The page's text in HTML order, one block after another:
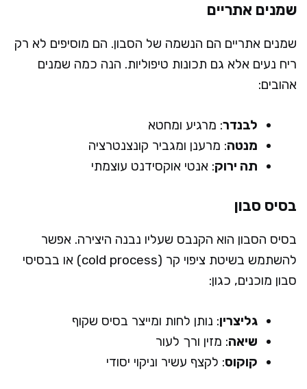
שמנים אתריים
שמנים אתריים הם הנשמה של הסבון. הם מוסיפים לא רק
ריח נעים אלא גם תכונות טיפוליות. הנה כמה שמנים
אהובים:
לבנדר: מרגיע ומחטא
מנטה: מרענן ומגביר קונצנטרציה
תה ירוק: אנטי אוקסידנט עוצמתי
בסיס סבון
בסיס הסבון הוא הקנבס שעליו נבנה היצירה. אפשר
להשתמש בשיטת ציפוי קר (cold process) או בבסיסי
סבון מוכנים, כגון:
גליצרין: נותן לחות ומייצר בסיס שקוף
שיאה: מזין ורך לעור
קוקוס: לקצף עשיר וניקוי יסודי